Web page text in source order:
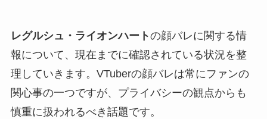
レグルシュ・ライオンハートの顔バレに関する情
報について、現在までに確認されている状況を整
理していきます。VTuberの顔バレは常にファンの
関心事の一つですが、プライバシーの観点からも
慎重に扱われるべき話題です。